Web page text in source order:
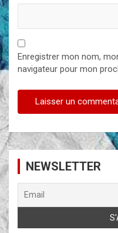
Enregistrer mon nom,
navigateur pour mon
NEWSLETTER